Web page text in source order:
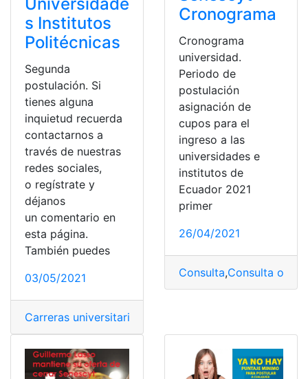
s Institutos
Politécnicas
Segunda
postulación. Si
tienes alguna
inquietud recuerda
contactarnos a
través de nuestras
redes sociales,
o regístrate y
déjanos
un comentario en
esta página.
También puedes
03/05/2021
Carreras universitarias
Cronograma
Cronograma
universidad.
Periodo de
postulación
asignación de
cupos para el
ingreso a las
universidades e
institutos de
Ecuador 2021
primer
26/04/2021
Consulta,Consulta online